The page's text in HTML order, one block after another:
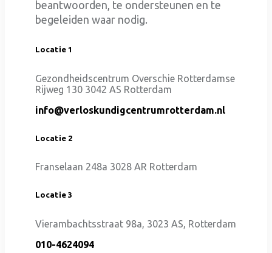
beantwoorden, te ondersteunen en te
begeleiden waar nodig.
Locatie 1
Gezondheidscentrum Overschie Rotterdamse
Rijweg 130 3042 AS Rotterdam
info@verloskundigcentrumrotterdam.nl
Locatie 2
Franselaan 248a 3028 AR Rotterdam
Locatie 3
Vierambachtsstraat 98a, 3023 AS, Rotterdam
010-4624094